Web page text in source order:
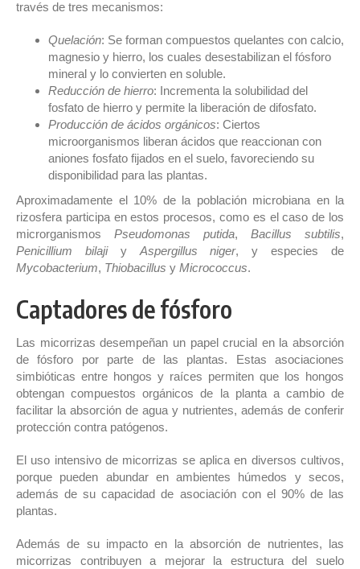
través de tres mecanismos:
Quelación: Se forman compuestos quelantes con calcio,
magnesio y hierro, los cuales desestabilizan el fósforo
mineral y lo convierten en soluble.
Reducción de hierro: Incrementa la solubilidad del
fosfato de hierro y permite la liberación de difosfato.
Producción de ácidos orgánicos: Ciertos
microorganismos liberan ácidos que reaccionan con
aniones fosfato fijados en el suelo, favoreciendo su
disponibilidad para las plantas.
Aproximadamente el 10% de la población microbiana en la
rizosfera participa en estos procesos, como es el caso de los
microrganismos Pseudomonas putida, Bacillus subtilis,
Penicillium bilajiy Aspergillus niger, y especies de
Mycobacterium, Thiobacillus y Micrococcus.
Captadores de fósforo
Las micorrizas desempeñan un papel crucial en la absorción
de fósforo por parte de las plantas. Estas asociaciones
simbióticas entre hongos y raíces permiten que los hongos
obtengan compuestos orgánicos de la planta a cambio de
facilitar la absorción de agua y nutrientes, además de conferir
protección contra patógenos.
El uso intensivo de micorrizas se aplica en diversos cultivos,
porque pueden abundar en ambientes húmedos y secos,
además de su capacidad de asociación con el 90% de las
plantas.
Además de su impacto en la absorción de nutrientes, las
micorrizas contribuyen a mejorar la estructura del suelo